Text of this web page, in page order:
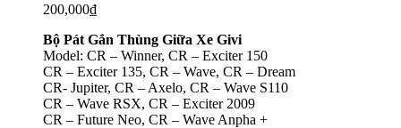
200,000₫
Bộ Pát Gắn Thùng Giữa Xe Givi
Model: CR – Winner, CR – Exciter 150
CR – Exciter 135, CR – Wave, CR – Dream
CR- Jupiter, CR – Axelo, CR – Wave S110
CR – Wave RSX, CR – Exciter 2009
CR – Future Neo, CR – Wave Anpha +